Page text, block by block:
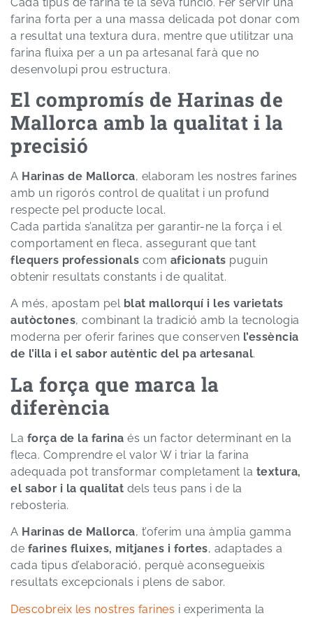
farina forta per a una massa delicada pot donar com
a resultat una textura dura, mentre que utilitzar una
farina fluixa per a un pa artesanal farà que no
desenvolupi prou estructura.
El compromís de Harinas de
Mallorca amb la qualitat i la
precisió
A Harinas de Mallorca, elaboram les nostres farines
amb un rigorós control de qualitat i un profund
respecte pel producte local.
Cada partida s’analitza per garantir-ne la força i el
comportament en fleca, assegurant que tant
flequers professionals com aficionats puguin
obtenir resultats constants i de qualitat.
A més, apostam pel blat mallorquí i les varietats
autòctones, combinant la tradició amb la tecnologia
moderna per oferir farines que conserven l’essència
de l’illa i el sabor autèntic del pa artesanal.
La força que marca la
diferència
La força de la farina és un factor determinant en la
fleca. Comprendre el valor W i triar la farina
adequada pot transformar completament la textura,
el sabor i la qualitat dels teus pans i de la
rebosteria.
A Harinas de Mallorca, t’oferim una àmplia gamma
de farines fluixes, mitjanes i fortes, adaptades a
cada tipus d’elaboració, perquè aconsegueixis
resultats excepcionals i plens de sabor.
Descobreix les nostres farines i experimenta la